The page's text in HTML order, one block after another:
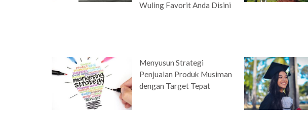
Wuling Favorit Anda Disini
Menyusun Strategi
Penjualan Produk Musiman
dengan Target Tepat